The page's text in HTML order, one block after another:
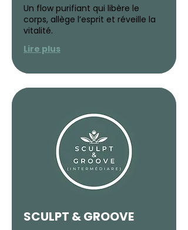
Un flow purifiant qui libère le
corps, allège l’esprit et réveille la
vitalité.
Lire plus
SCULPT & GROOVE